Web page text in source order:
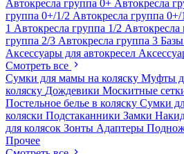
Автокресла группа 0+ Автокресла
группа 0+/1/2 Автокресла группа 0+/
1 Автокресла группа 1/2 Автокресла
группа 2/3 Автокресла группа 3
Аксессуары для автокресел
Смотреть все
Сумки для мамы на коляску Муфты
коляску Дождевики Москитные
Постельное белье в коляску Сумки
коляски Подстаканники Замки
для колясок Зонты Адаптеры
Прочее